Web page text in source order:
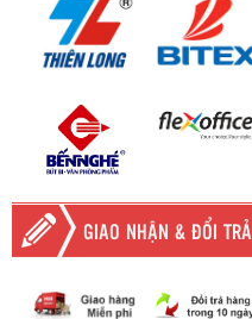
GIAO NHẬN & ĐỔI TRẢ